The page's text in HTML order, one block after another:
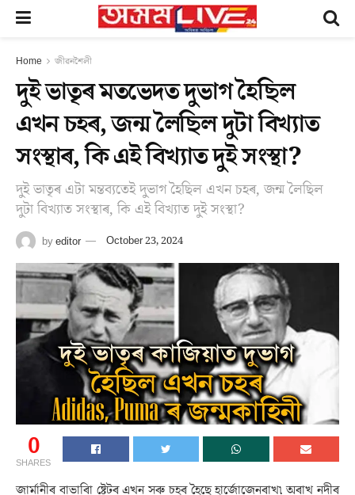
Home জীৱনশৈলী
দুই ভাতৃৰ মতভেদত দুভাগ হৈছিল
এখন চহৰ, জন্ম লৈছিল দুটা বিখ্যাত
সংস্থাৰ, কি এই বিখ্যাত দুই সংস্থা?
দুই ভাতৃৰ এটা মন্তব্যতেই দুভাগ হৈছিল এখন চহৰ, জন্ম লৈছিল
দুটা বিখ্যাত সংস্থাৰ, কি এই বিখ্যাত দুই সংস্থা?
byeditor October 23, 2024
0
SHARES
জাৰ্মানীৰ বাভাৰিা ষ্টেটৰ এখন সৰু চহৰ হৈছে হাৰ্জোজেনৰাখ৷ অৰাখ নদীৰ